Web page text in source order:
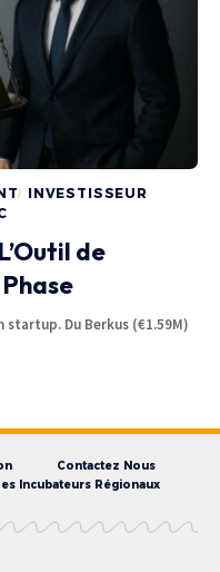
INVESTISSEUR
de
Du Berkus (€1.59M)
Contactez Nous
Incubateurs Régionaux